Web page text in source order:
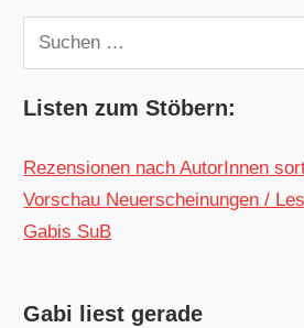
Suchen
nach:
Listen zum Stöbern:
Rezensionen nach AutorInnen
Vorschau Neuerscheinungen /
Gabis SuB
Gabi liest gerade